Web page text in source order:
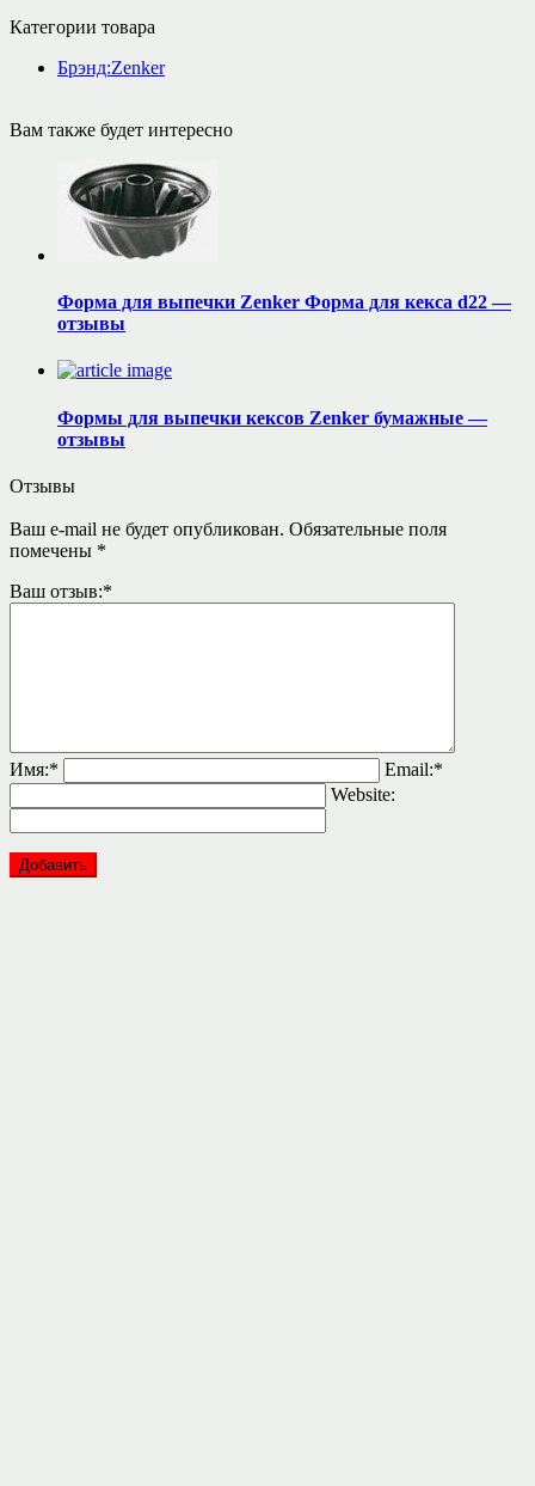
Категории товара
Брэнд:Zenker
Вам также будет интересно
Форма для выпечки Zenker Форма для кекса d22 —
отзывы
Формы для выпечки кексов Zenker бумажные —
отзывы
Отзывы
Ваш e-mail не будет опубликован. Обязательные поля
помечены *
Ваш отзыв:*
Имя:* Email:*
Website: